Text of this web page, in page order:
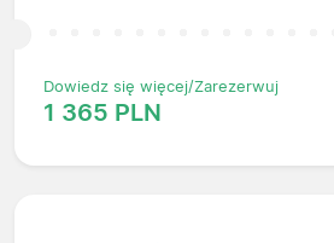
Dowiedz się więcej/Zarezerwuj
1 365 PLN